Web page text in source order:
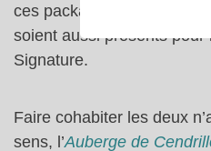
ces packages et j’aurais
soient aussi présents
Signature.
Faire cohabiter les deux
sens, l’Auberge de